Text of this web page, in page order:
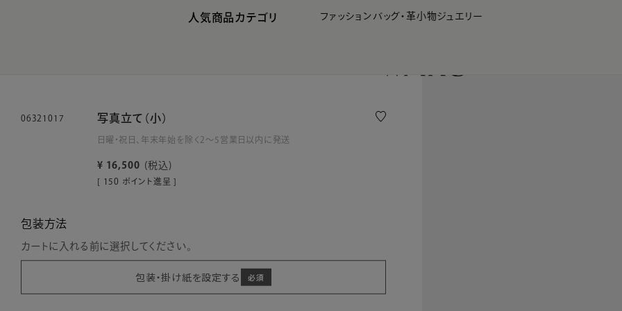
人気商品カテゴリ ファッション バッグ・革小物ジュエリー
06321017 写真立て（小）
日曜・祝日、年末年始を除く2～5営業日以内に発送
¥ 16,500 税込
[ 150 ポイント進呈 ]
包装方法
カートに入れる前に選択してください。
包装・掛け紙を設定する